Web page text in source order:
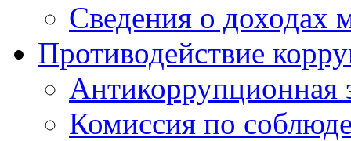
Сведения о
Противодействие
Антикоррупционная
Комиссия по